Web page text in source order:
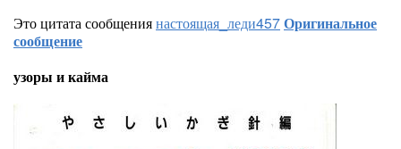
Это цитата сообщениянастоящая_леди457Оригинальное
сообщение
узоры и кайма